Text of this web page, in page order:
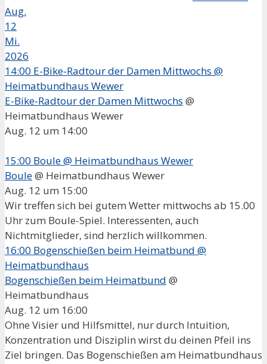
Aug.
12
Mi.
2026
14:00 E-Bike-Radtour der Damen Mittwochs @
Heimatbundhaus Wewer
E-Bike-Radtour der Damen Mittwochs @
Heimatbundhaus Wewer
Aug. 12 um 14:00
15:00 Boule@ Heimatbundhaus Wewer
Boule@ Heimatbundhaus Wewer
Aug. 12 um 15:00
Wir treffen sich bei gutem Wetter mittwochs ab 15.00
Uhr zum Boule-Spiel. Interessenten, auch
Nichtmitglieder, sind herzlich willkommen.
16:00 Bogenschießen beim Heimatbund @
Heimatbundhaus
Bogenschießen beim Heimatbund @
Heimatbundhaus
Aug. 12 um 16:00
Ohne Visier und Hilfsmittel, nur durch Intuition,
Konzentration und Disziplin wirst du deinen Pfeil ins
Ziel bringen. Das Bogenschießen am Heimatbundhaus